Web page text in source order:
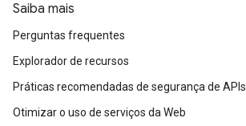
Saiba mais
Perguntas frequentes
Explorador de recursos
Práticas recomendadas de segurança de APIs
Otimizar o uso de serviços da Web